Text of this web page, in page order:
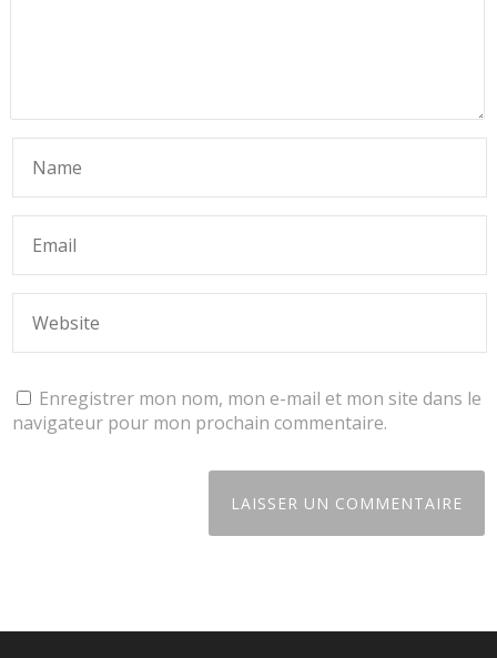
Enregistrer mon nom, mon e-mail et mon site dans le
navigateur pour mon prochain commentaire.